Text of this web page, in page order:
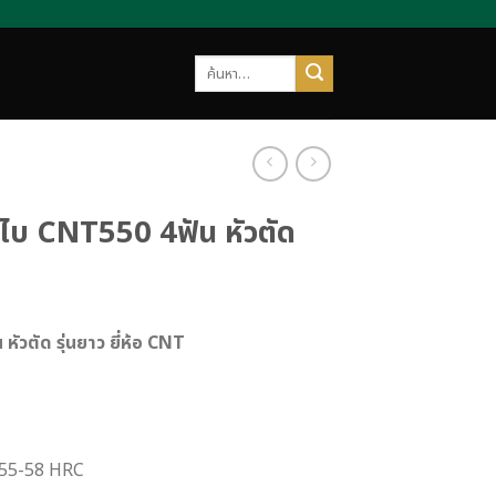
ค้นหา:
บ CNT550 4ฟัน หัวตัด
หัวตัด รุ่นยาว ยี่ห้อ CNT
58 HRC